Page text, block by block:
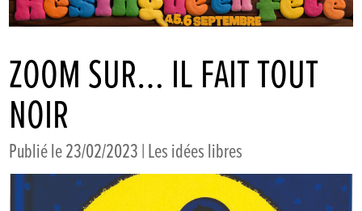
ZOOM SUR… IL FAIT TOUT
NOIR
Publié le 23/02/2023 |Les idées libres